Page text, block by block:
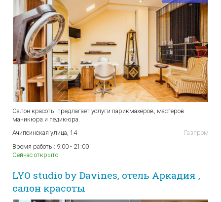
Салон красоты предлагает услуги парикмахеров, мастеров
маникюра и педикюра.
Ачипсинская улица, 14
Газпром
Время работы: 9:00 - 21:00
Сейчас открыто
LYO studio by Davines, отель Аркадия ,
салон красоты